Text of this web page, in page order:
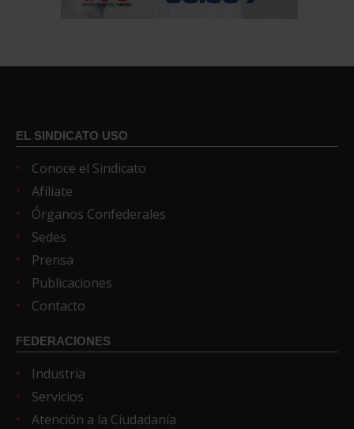
EL SINDICATO USO
Conoce el Sindicato
Afíliate
Órganos Confederales
Sedes
Prensa
Publicaciones
Contacto
FEDERACIONES
Industria
Servicios
Atención a la Ciudadanía